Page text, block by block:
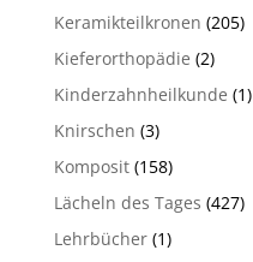
Keramikteilkronen (205)
Kieferorthopädie (2)
Kinderzahnheilkunde (1)
Knirschen (3)
Komposit(158)
Lächeln des Tages (427)
Lehrbücher(1)